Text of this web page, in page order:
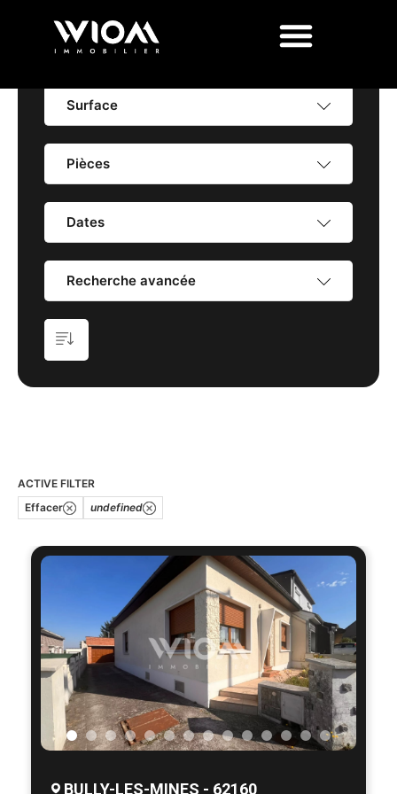
Prix
Surface
Pièces
Dates
Recherche avancée
ACTIVE FILTER
Effacer
undefined
BULLY-LES-MINES - 62160